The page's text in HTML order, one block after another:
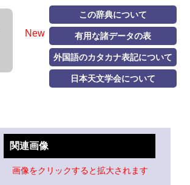
New
この辞典について
有用な諸データの表
外国語のカタカナ表記について
日本天文学会について
関連画像
画像をクリックすると拡大されます